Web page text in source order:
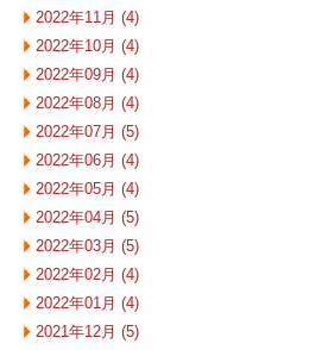
2022年11月 (4)
2022年10月 (4)
2022年09月 (4)
2022年08月 (4)
2022年07月 (5)
2022年06月 (4)
2022年05月 (4)
2022年04月 (5)
2022年03月 (5)
2022年02月 (4)
2022年01月 (4)
2021年12月 (5)